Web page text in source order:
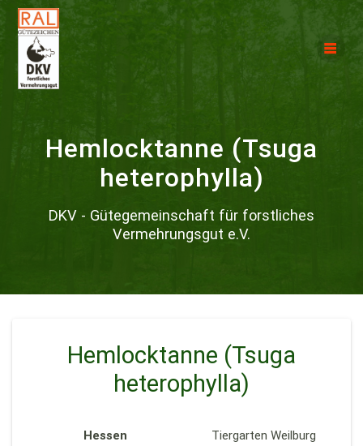
Hemlocktanne (Tsuga
heterophylla)
DKV - Gütegemeinschaft für forstliches
Vermehrungsgut e.V.
Hemlocktanne (Tsuga
heterophylla)
Hessen Tiergarten Weilburg